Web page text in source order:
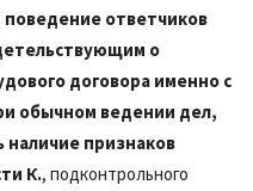
поведение ответчиков
о
договора именно с
обычном ведении дел,
наличие признаков
К., подконтрольного